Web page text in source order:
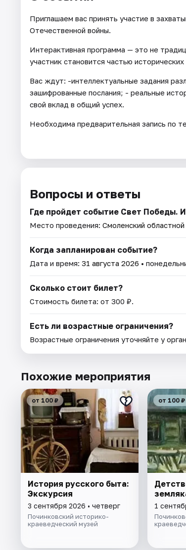
Приглашаем вас принять участие в
Отечественной войны.
Интерактивная программа — это не
участник становится частью
Вас ждут: -интеллектуальные задания
зашифрованные послания; - реальные
свой вклад в общий успех.
Необходима предварительная запись по
Вопросы и ответы
Где пройдет событие Свет Победы.
Место проведения: Смоленский
Когда запланирован событие?
Дата и время: 31 августа 2026 •
Сколько стоит билет?
Стоимость билета: от 300 ₽.
Есть ли возрастные ограничения?
Возрастные ограничения уточняйте у
Похожие мероприятия
от 100 ₽
История русского быта:
Экскурсия
3 сентября 2026 • четверг
Починковский историко-
краеведческий музей
от 100 ₽
1